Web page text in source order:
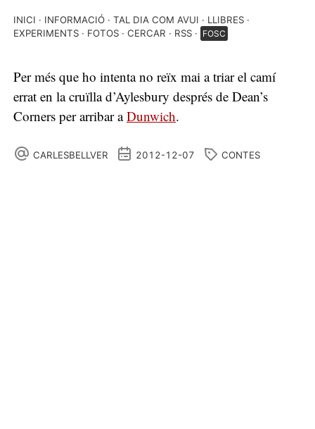
INICI INFORMACIÓ TAL DIA COM AVUI
LLIBRES
EXPERIMENTS
FOTOS CERCAR RSS FOSC
Per més que ho intenta no reïx mai a triar el camí
errat en la cruïlla d’Aylesbury després de Dean’s
Corners per arribar aDunwich.
CARLESBELLVER 2012-12-07 CONTES